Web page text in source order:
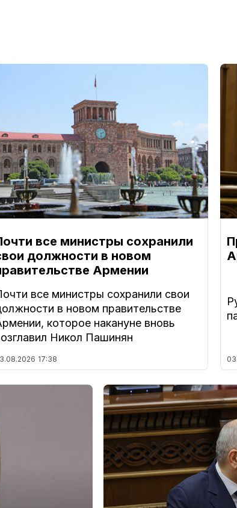
все министры сохранили
должности в новом
Армении
все министры сохранили свои
в новом правительстве
которое накануне вновь
Никол Пашинян
17:38